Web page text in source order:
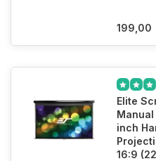
199,00
Elite
Manual
inch
16:9